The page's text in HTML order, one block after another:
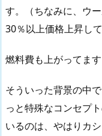
す。（ちなみに、ウ
30％以上価格上昇し
燃料費も上がってま
そういった背景の中
っと特殊なコンセプ
いるのは、やはりカ